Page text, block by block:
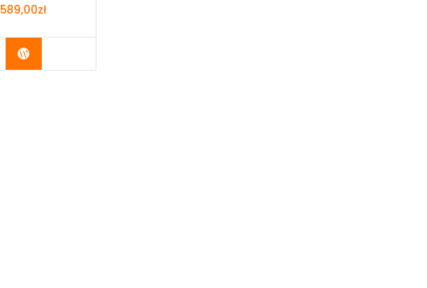
589,00zł
Buy Now